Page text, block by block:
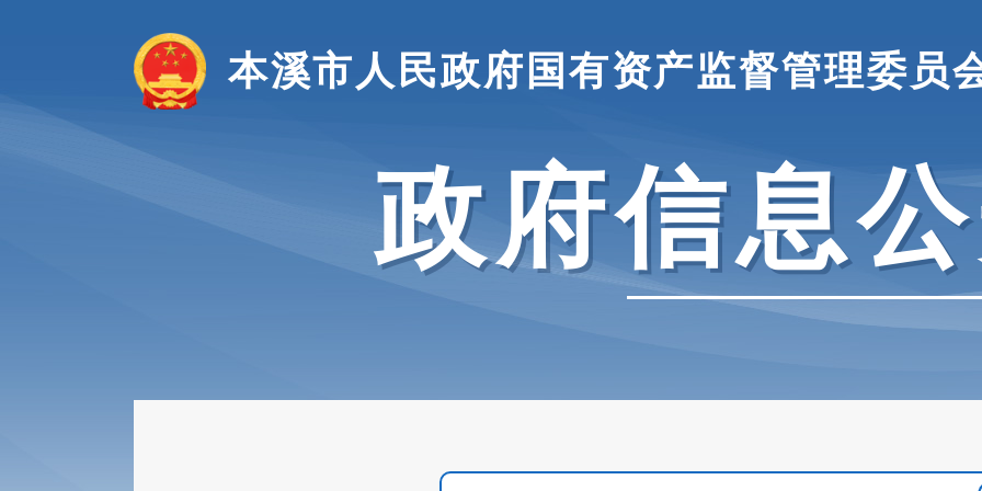
本溪市人民政府国有资产监督管理委员
政府信息